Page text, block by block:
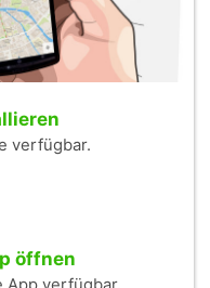
verfügbar.
öffnen